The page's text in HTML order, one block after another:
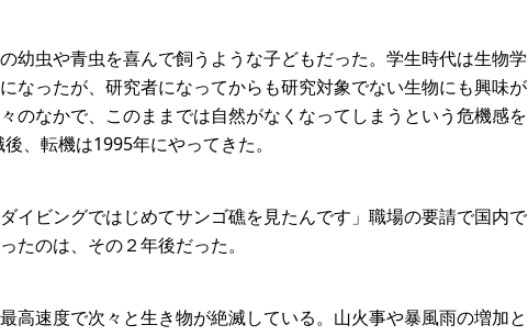
幼虫や青虫を喜んで飼うような子どもだった。学生時代は生物学
なったが、研究者になってからも研究対象でない生物にも興味が
のなかで、このままでは自然がなくなってしまうという危機感を
、転機は1995年にやってきた。
イビングではじめてサンゴ礁を見たんです」職場の要請で国内で
たのは、その２年後だった。
高速度で次々と生き物が絶滅している。山火事や暴風雨の増加と